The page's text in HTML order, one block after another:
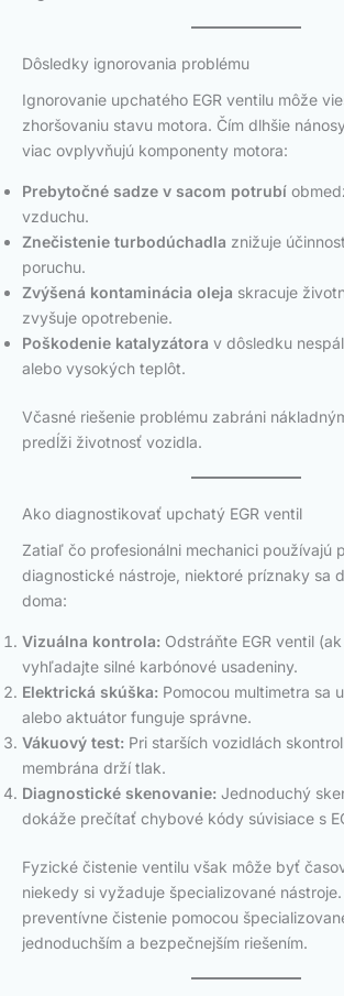
Dôsledky ignorovania problému
Ignorovanie upchatého EGR ventilu môže
zhoršovaniu stavu motora. Čím dlhšie
viac ovplyvňujú komponenty motora:
Prebytočné sadze v sacom potrubí
vzduchu.
Znečistenie turbodúchadla znižuje
poruchu.
Zvýšená kontaminácia oleja skracuje
zvyšuje opotrebenie.
Poškodenie katalyzátora v dôsledku
alebo vysokých teplôt.
Včasné riešenie problému zabráni
predĺži životnosť vozidla.
Ako diagnostikovať upchatý EGR ventil
Zatiaľ čo profesionálni mechanici používajú
diagnostické nástroje, niektoré príznaky sa
doma:
Vizuálna kontrola: Odstráňte EGR ventil
vyhľadajte silné karbónové usadeniny.
Elektrická skúška: Pomocou multimetra sa
alebo aktuátor funguje správne.
Vákuový test: Pri starších vozidlách
membrána drží tlak.
Diagnostické skenovanie: Jednoduchý
dokáže prečítať chybové kódy súvisiace s
Fyzické čistenie ventilu však môže byť
niekedy si vyžaduje špecializované
preventívne čistenie pomocou
jednoduchším a bezpečnejším riešením.